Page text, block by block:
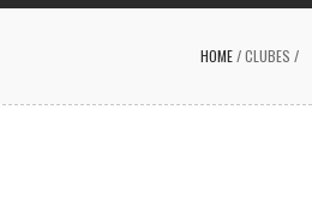
HOME/CLUBES /